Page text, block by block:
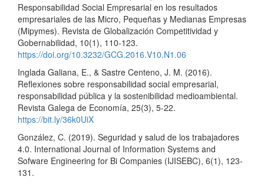
Responsabilidad Social Empresarial en los resultados
empresariales de las Micro, Pequeñas y Medianas Empresas
(Mipymes). Revista de Globalización Competitividad y
Gobernabilidad, 10(1), 110-123.
https://doi.org/10.3232/GCG.2016.V10.N1.06
Inglada Galiana, E., & Sastre Centeno, J. M. (2016).
Reflexiones sobre responsabilidad social empresarial,
responsabilidad pública y la sostenibilidad medioambiental.
Revista Galega de Economía, 25(3), 5-22.
https://bit.ly/36k0UiX
González, C. (2019). Seguridad y salud de los trabajadores
4.0. International Journal of Information Systems and
Sofware Engineering for Bi Companies (IJISEBC), 6(1), 123-
131.